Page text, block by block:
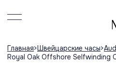
Главная Швейцарские часы
Royal Oak Offshore Selfwinding